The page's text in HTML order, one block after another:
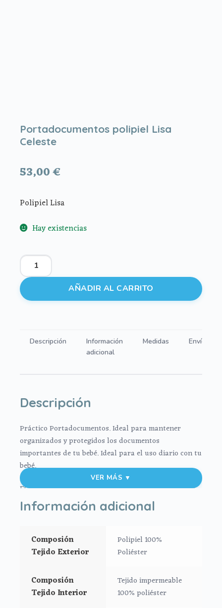
Portadocumentos polipiel Lisa
Celeste
53,00€
Polipiel Lisa
Hay existencias
Portadocumentos
polipiel
Lisa
Celeste
AÑADIR AL CARRITO
Descripción
Información
adicional
Medidas Envíos
Descripción
Práctico Portadocumentos.Ideal para mantener
organizados y protegidos los documentos
importantes de tu bebé. Ideal para el uso diario con tu
bebé.
El exterior en polipiel lisa impermeable, muy suave y
agradable.
Para el interior tejido blanco impermeable, muy fácil
cuando necesites puedes lavar en lavadora siempre
agua fría jabones no abrasivos y secado al natural.
comodidad y que no te falte de nada lleva en el
interior una agenda y un bolígrafo para poder
apuntar tus citas.
VER MÁS ▼
Información adicional
Composión
Tejido Exterior
Polipiel 100%
Poliéster
Composión
Tejido Interior
Tejido impermeable
100% poliéster